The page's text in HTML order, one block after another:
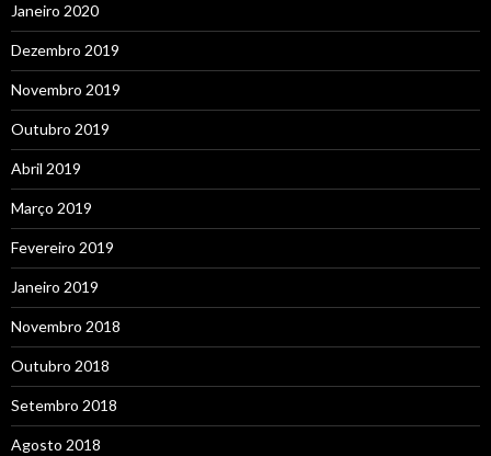
Janeiro 2020
Dezembro 2019
Novembro 2019
Outubro 2019
Abril 2019
Março 2019
Fevereiro 2019
Janeiro 2019
Novembro 2018
Outubro 2018
Setembro 2018
Agosto 2018